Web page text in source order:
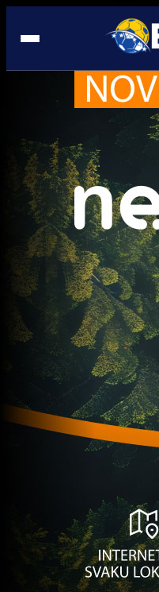
Lifestyle
Lifestyle
Wanda Nara
Instagramu
6 godina 2 mjesec